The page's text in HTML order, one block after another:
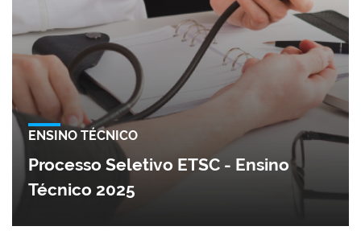
ENSINO TÉCNICO
Processo Seletivo ETSC - Ensino
Técnico 2025